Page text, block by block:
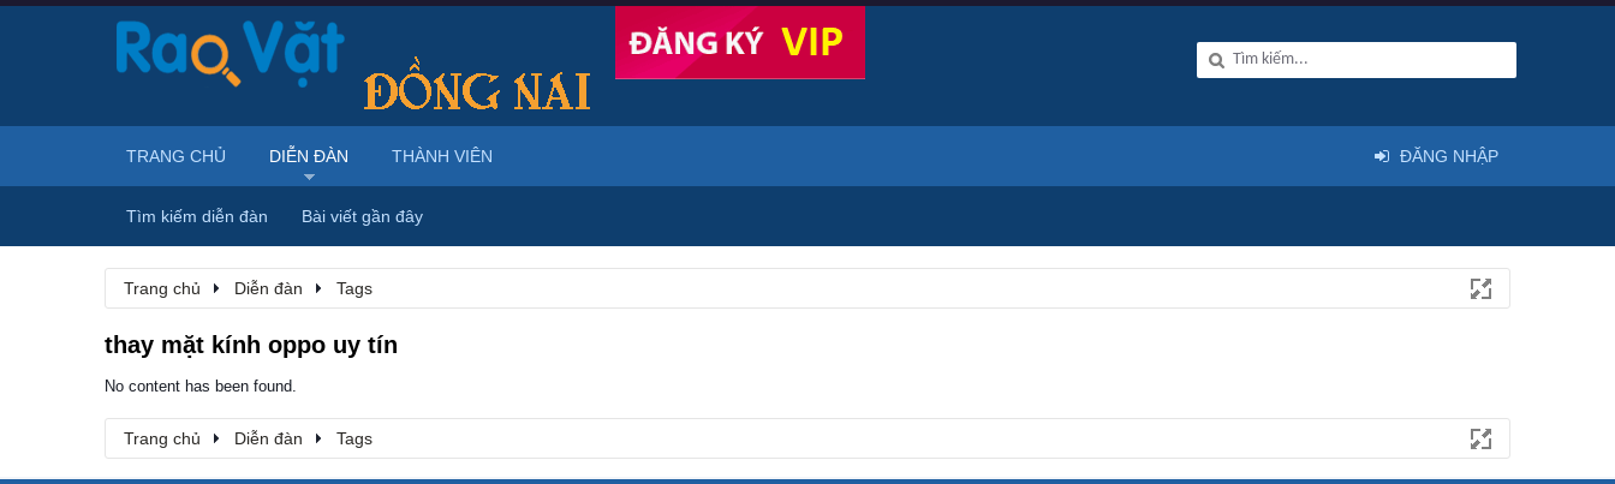
Trang chủ Diễn đàn Tags
thay mặt kính oppo uy tín
No content has been found.
Trang chủ Diễn đàn Tags
TRANG CHỦ DIỄN ĐÀN
Tìm kiếm diễn đàn Bài viết gần đây
THÀNH VIÊN ĐĂNG NHẬP